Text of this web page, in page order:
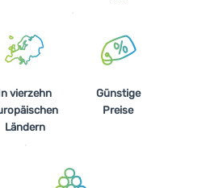
vierzehn
Ländern
Günstige
Preise